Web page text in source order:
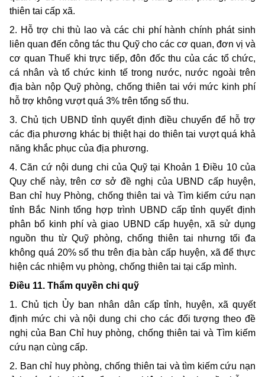
thiên tai cấp xã.
2. Hỗ trợ chi thù lao và các chi phí hành chính phát sinh
liên quan đến công tác thu Quỹ cho các cơ quan, đơn vị và
cơ quan Thuế khi trực tiếp, đôn đốc thu của các tổ chức,
cá nhân và tổ chức kinh tế trong nước, nước ngoài trên
địa bàn nộp Quỹ phòng, chống thiên tai với mức kinh phí
hỗ trợ không vượt quá 3% trên tổng số thu.
3. Chủ tịch UBND tỉnh quyết định điều chuyển để hỗ trợ
các địa phương khác bị thiệt hại do thiên tai vượt quá khả
năng khắc phục của địa phương.
4. Căn cứ nội dung chi của Quỹ tại Khoản 1 Điều 10 của
Quy chế này, trên cơ sở đề nghị của UBND cấp huyện,
Ban chỉ huy Phòng, chống thiên tai và Tìm kiếm cứu nạn
tỉnh Bắc Ninh tổng hợp trình UBND cấp tỉnh quyết định
phân bổ kinh phí và giao UBND cấp huyện, xã sử dụng
nguồn thu từ Quỹ phòng, chống thiên tai nhưng tối đa
không quá 20% số thu trên địa bàn cấp huyện, xã để thực
hiện các nhiệm vụ phòng, chống thiên tai tại cấp mình.
Điều 11. Thẩm quyền chi quỹ
1. Chủ tịch Ủy ban nhân dân cấp tỉnh, huyện, xã quyết
định mức chi và nội dung chi cho các đối tượng theo đề
nghị của Ban Chỉ huy phòng, chống thiên tai và Tìm kiếm
cứu nạn cùng cấp.
2. Ban chỉ huy phòng, chống thiên tai và tìm kiếm cứu nạn